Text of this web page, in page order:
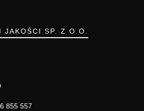
JAKOŚCI SP. Z O.O.
855 557